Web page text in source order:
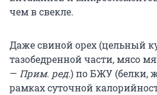
чем в свекле.
Даже свиной орех (цельный
тазобедренной части, мясо
— Прим. ред.) по БЖУ (белки,
рамках суточной